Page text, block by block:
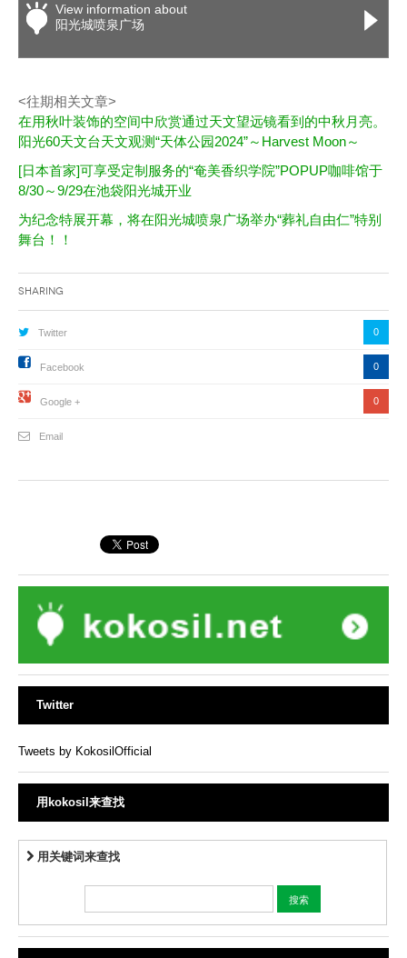
View information about
阳光城喷泉广场
<往期相关文章>
在用秋叶装饰的空间中欣赏通过天文望远镜看到的中秋月亮。
阳光60天文台天文观测“天体公园2024”～Harvest Moon～
[日本首家]可享受定制服务的“奄美香织学院”POPUP咖啡馆于
8/30～9/29在池袋阳光城开业
为纪念特展开幕，将在阳光城喷泉广场举办“葬礼自由仁”特别
舞台！！
Sharing
Twitter 0
Facebook 0
Google + 0
Email
Twitter
Tweets by KokosilOfficial
用kokosil来查找
用关键词来查找